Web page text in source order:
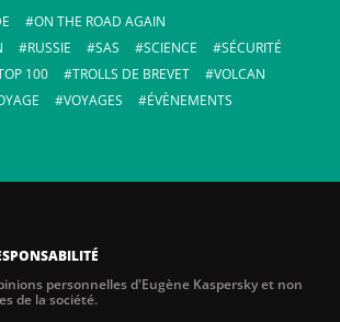
ON THE ROAD AGAIN
RUSSIE SAS SCIENCE
SÉCURITÉ
100 TROLLS DE BREVET
VOLCAN
VOYAGES
ÉVÈNEMENTS
personnelles d'Eugène Kaspersky et non
de la société.